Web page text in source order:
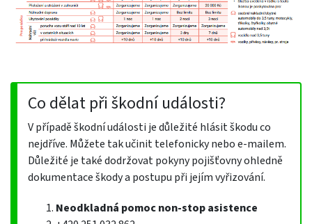
Co dělat při škodní události?
V případě škodní události je důležité hlásit škodu co
nejdříve. Můžete tak učinit telefonicky nebo e-mailem.
Důležité je také dodržovat pokyny pojišťovny ohledně
dokumentace škody a postupu při jejím vyřizování.
Neodkladná pomoc non-stop asistence